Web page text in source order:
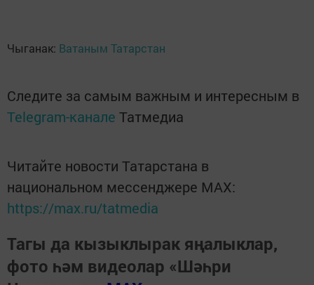
Чыганак: Ватаным Татарстан
Следите за самым важным и интересным в
Telegram-канале Татмедиа
Читайте новости Татарстана в
национальном мессенджере MАХ:
https://max.ru/tatmedia
Тагы да кызыклырак яңалыклар,
фото һәм видеолар «Шәһри